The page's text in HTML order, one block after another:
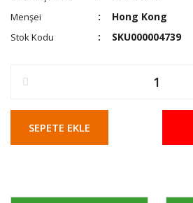
Menşei Hong Kong
Stok Kodu SKU000004739
SEPETE EKLE